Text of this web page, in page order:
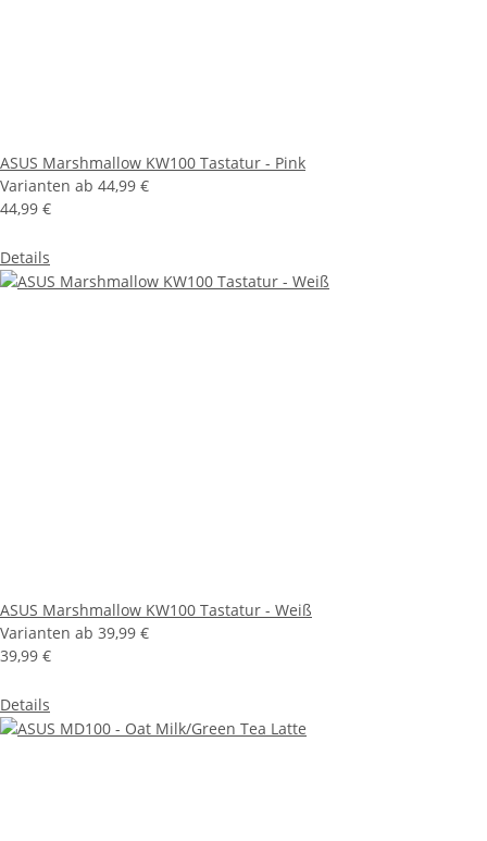
ASUS Marshmallow KW100 Tastatur - Pink
Varianten ab 44,99 €
44,99 €
Details
ASUS Marshmallow KW100 Tastatur - Weiß
Varianten ab 39,99 €
39,99 €
Details